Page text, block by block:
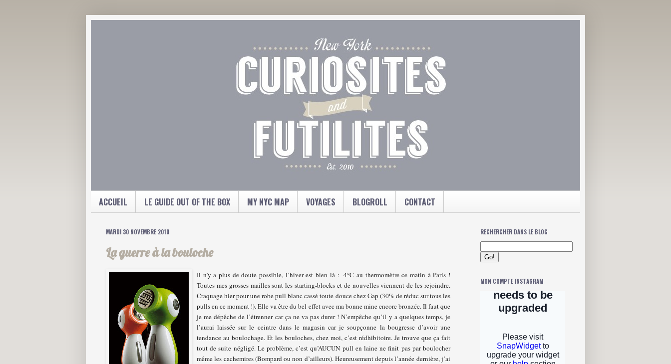
ACCUEIL LE GUIDE OUT OF THE BOX MY NYC MAP VOYAGES BLOGROLL CONTACT
MARDI 30 NOVEMBRE 2010
La guerre à la bouloche
Il n’y a plus de doute possible, l’hiver est bien là : -4°C au thermomètre ce matin à Paris !
Toutes mes grosses mailles sont les starting-blocks et de nouvelles viennent de les rejoindre.
Craquage hier pour une robe pull blanc cassé toute douce chez Gap (30% de réduc sur tous les
pulls en ce moment !). Elle va être du bel effet avec ma bonne mine encore bronzée. Il faut que
je me dépêche de l’étrenner car ça ne va pas durer ! N’empêche qu’il y a quelques temps, je
l’aurai laissée sur le ceintre dans le magasin car je soupçonne la bougresse d’avoir une
tendance au boulochage. Et les bouloches, chez moi, c’est rédhibitoire. Je trouve que ça fait
tout de suite négligé. Le problème, c’est qu’AUCUN pull en laine ne finit pas par boulocher
même les cachemires (Bompard ou non d’ailleurs). Heureusement depuis l’année dernière, j’ai
RECHERCHER DANS LE BLOG
MON COMPTE INSTAGRAM